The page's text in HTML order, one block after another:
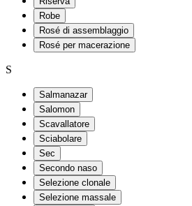
Robe
Rosé di assemblaggio
Rosé per macerazione
S
Salmanazar
Salomon
Scavallatore
Sciabolare
Sec
Secondo naso
Selezione clonale
Selezione massale